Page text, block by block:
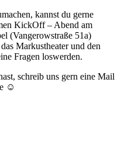
kannst du gerne
KickOff – Abend am
(Vangerowstraße 51a)
Markustheater und den
Fragen loswerden.
schreib uns gern eine Mail
☺